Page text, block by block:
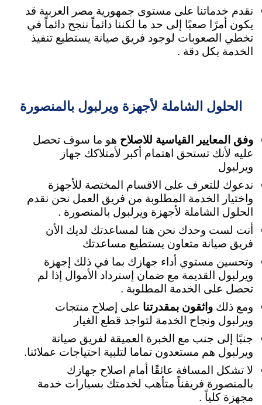
نقدم خدماتنا على مستوى جمهورية مصر العربية قد
يكون أمرًا صعبًا إلى حد ما لكننا دائماً ننجح دائماً في
تخطي الصعوبات لوجود فريق صيانة يستطيع تنفيذ
الخدمة بكل دقة .
الحلول الشاملة لأجهزة ويرلبول بالمنصورة
وفق المعايير القياسية للاصلاح هو ما سوف تحصل
عليه لأنك تستحق اهتمام أكبر لأمتلاكك جهاز
ويرلبول
ندعوك للتعرف على الاقسام المختصة للأجهزة
واختيار الخدمة المطلوبة من فريق العمل نحن نقدم
الحلول الشاملة لأجهزة ويرلبول بالمنصورة .
أنت لست وحدك نحن هنا لمساعدتك لديك الأن
فريق صيانة متعاون يستطيع مساعدتك
وتحسين مستوي أداء جهازك بما في ذلك إجهزة
ويرلبول القديمة مع ضمان إسترداد الأموال إذا لم
تحصل على الخدمة المطلوبة .
ومع ذلك واثقون بمقدرتنا على إصلاح منتجات
ويرلبول ونجاح الخدمة لتواجد قطع الغيار
جنبًا إلى جنب مع الخبرة العميقة لفريق صيانة
ويرلبول هم مستعدون تماما لتلبية احتياجات عملائنا.
لا تشكل المسافة عائقًا أمام اصلاح جهازك
بالمنصورة فريقناً متأهب لخدمتك بسيارات خدمة
مجهزة كلياً .